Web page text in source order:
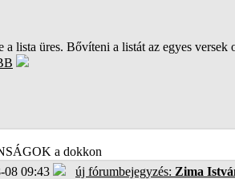
a lista üres. Bővíteni a listát az egyes versek
a dokkon
08 09:43
új fórumbejegyzés: Zima